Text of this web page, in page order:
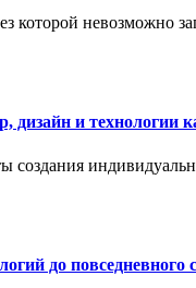
невозможно
и технологии
создания
до повседневного